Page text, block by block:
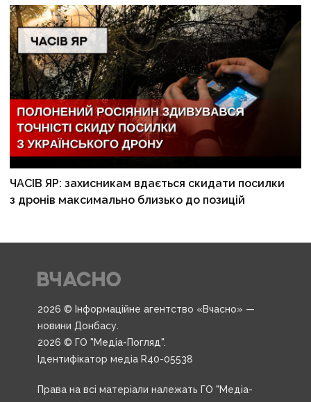
ЧАСІВ ЯР: захисникам вдається скидати посилки
з дронів максимально близько до позицій
2026 © Інформаційне агентство «Вчасно» —
новини Донбасу.
2026 © ГО "Медіа-Погляд".
Ідентифікатор медіа R40-05538
Права на всі матеріали належать ГО "Медіа-